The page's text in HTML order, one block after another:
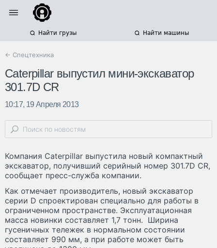
Найти грузы Найти машины
← Спецтехника
Caterpillar выпустил мини-экскаватор
301.7D CR
10:17, 19 Апреля 2013
Компания Caterpillar выпустила новый компактный
экскаватор, получивший серийный номер 301.7D CR,
сообщает пресс-служба компании.
Как отмечает производитель, новый экскаватор
серии D спроектирован специально для работы в
ограниченном пространстве. Эксплуатационная
масса новинки составляет 1,7 тонн. Ширина
гусеничных тележек в нормальном состоянии
составляет 990 мм, а при работе может быть